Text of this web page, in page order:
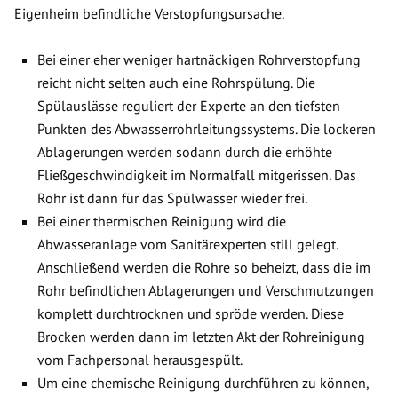
Eigenheim befindliche Verstopfungsursache.
Bei einer eher weniger hartnäckigen Rohrverstopfung
reicht nicht selten auch eine Rohrspülung. Die
Spülauslässe reguliert der Experte an den tiefsten
Punkten des Abwasserrohrleitungssystems. Die lockeren
Ablagerungen werden sodann durch die erhöhte
Fließgeschwindigkeit im Normalfall mitgerissen. Das
Rohr ist dann für das Spülwasser wieder frei.
Bei einer thermischen Reinigung wird die
Abwasseranlage vom Sanitärexperten still gelegt.
Anschließend werden die Rohre so beheizt, dass die im
Rohr befindlichen Ablagerungen und Verschmutzungen
komplett durchtrocknen und spröde werden. Diese
Brocken werden dann im letzten Akt der Rohreinigung
vom Fachpersonal herausgespült.
Um eine chemische Reinigung durchführen zu können,